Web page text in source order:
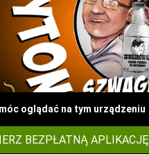
oglądać na tym urządzeniu
BEZPŁATNĄ APLIKACJĘ